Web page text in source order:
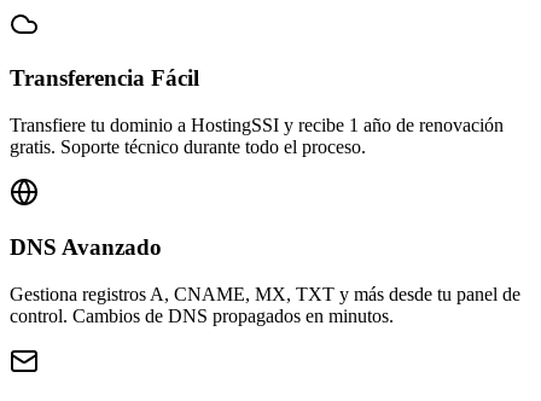
Transferencia Fácil
Transfiere tu dominio a HostingSSI y recibe 1 año de renovación
gratis. Soporte técnico durante todo el proceso.
DNS Avanzado
Gestiona registros A, CNAME, MX, TXT y más desde tu panel de
control. Cambios de DNS propagados en minutos.